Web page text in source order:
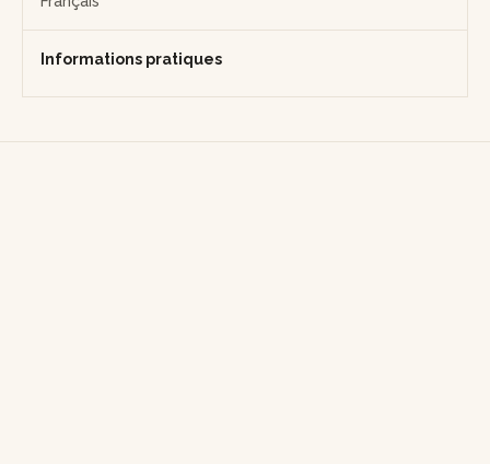
Informations pratiques